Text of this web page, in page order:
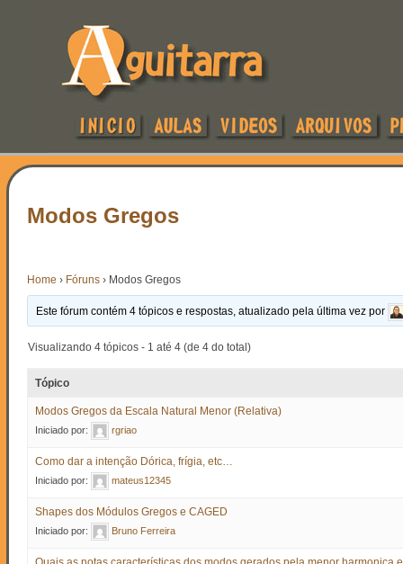
Modos Gregos
Home › Fóruns › Modos Gregos
Este fórum contém 4 tópicos e respostas, atualizado pela última vez por
Visualizando 4 tópicos - 1 até 4 (de 4 do total)
Tópico
Modos Gregos da Escala Natural Menor (Relativa)
Iniciado por: rgriao
Como dar a intenção Dórica, frígia, etc…
Iniciado por: mateus12345
Shapes dos Módulos Gregos e CAGED
Iniciado por: Bruno Ferreira